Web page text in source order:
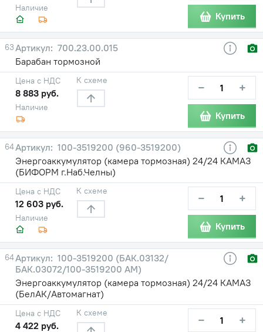
Наличие
Купить
63
700.23.00.015
Барабан тормозной
Наличие
Цена с НДС
8 883 руб.
К схеме − +
Купить
64
100-3519200 (960-3519200)
Энергоаккумулятор (камера тормозная) 24/24 КАМАЗ
(БИФОРМ г.Наб.Челны)
Наличие
Цена с НДС
12 603 руб.
К схеме − +
Купить
64
100-3519200 (БАК.03132/
БАК.03072/100-3519200 АМ)
Энергоаккумулятор (камера тормозная) 24/24 КАМАЗ
(БелАК/Автомагнат)
Цена с НДС
4 422 руб.
К схеме − +